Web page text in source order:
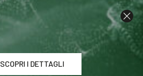
SCOPRI I DETTAGLI